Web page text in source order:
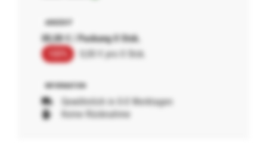
00,00 € / Packung 0 Stck.
0,00 € pro 0 Stck.
Gewöhnlich in 0-0 Werktagen
Keine Rücknahme